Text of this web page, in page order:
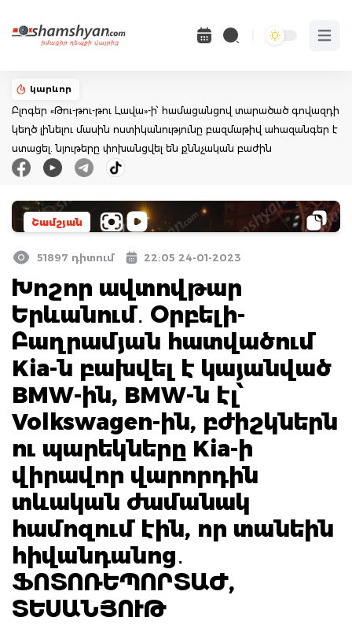
Open
կարևոր
Բլոգեր «Թու-թու-թու Լավա»-ի՝ համացանցով տարածած գովազդի
կեղծ լինելու մասին ոստիկանությունը բազմաթիվ ահազանգեր է
ստացել. նյութերը փոխանցվել են քննչական բաժին
Շամշյան
51897 դիտում 22:05 24-01-2023
Խոշոր ավտովթար
Երևանում․ Օրբելի-
Բաղրամյան հատվածում
Kia-ն բախվել է կայանված
BMW-ին, BMW-ն էլ՝
Volkswagen-ին, բժիշկներն
ու պարեկները Kia-ի
վիրավոր վարորդին
տևական ժամանակ
համոզում էին, որ տանեին
հիվանդանոց․
ՖՈՏՈՌԵՊՈՐՏԱԺ,
ՏԵՍԱՆՅՈՒԹ